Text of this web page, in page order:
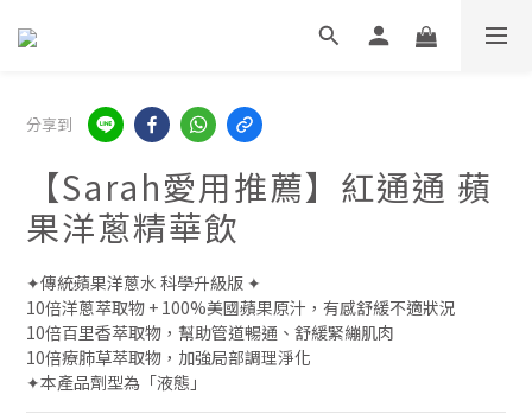
分享到
【Sarah愛用推薦】紅通通 蘋
果洋蔥精華飲
✦傳統蘋果洋蔥水 科學升級版 ✦
10倍洋蔥萃取物 + 100%美國蘋果原汁，有感舒緩不適狀況
10倍百里香萃取物，幫助管道暢通、舒緩緊繃肌肉
10倍療肺草萃取物，加強局部調理淨化
✦本產品劑型為「液態」